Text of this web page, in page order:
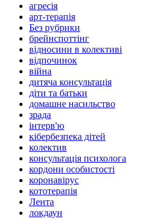
агресія
арт-терапія
Без рубрики
брейнспоттінг
відносини в колективі
відпочинок
війна
дитяча консультація
діти та батьки
домашне насильство
зрада
інтерв'ю
кібербезпека дітей
колектив
консультація психолога
кордони особистості
коронавірус
кототерапія
Лента
локдаун